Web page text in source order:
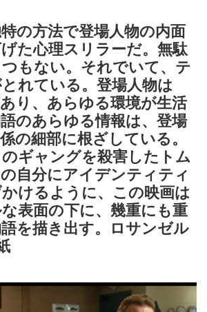
の方法で登場人物の内面
た心理スリラーだ。無駄
もない。それでいて、テ
れている。登場人物は
り、あらゆる環境が生活
のあらゆる情報は、登場
の細部に根ざしている。
ギャングを殺害したトム
自分にアイデンティティ
けるように、この映画は
表面の下に、幾重にも重
を描き出す。ロサンゼル